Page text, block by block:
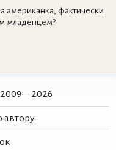
американка, фактически
младенцем?
автору